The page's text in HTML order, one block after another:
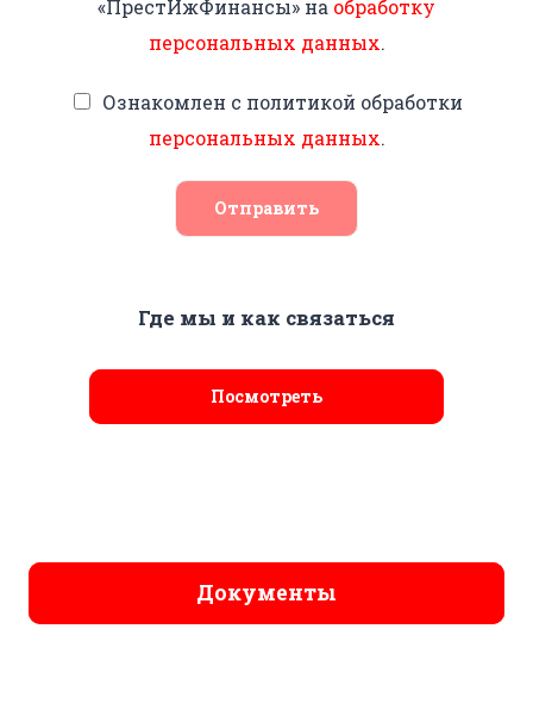
«ПрестИжФинансы» на обработку
персональных данных.
Ознакомлен с политикой обработки
персональных данных.
Отправить
Где мы и как связаться
Посмотреть
Документы